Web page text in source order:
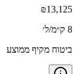
₪13,125
8 ק״מ/ל׳
ביטוח מקיף ממוצע